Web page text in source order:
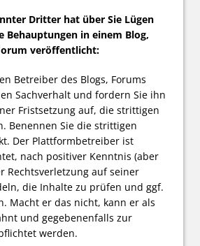
Dritter hat über Sie Lügen
Behauptungen in einem Blog,
veröffentlicht:
Betreiber des Blogs, Forums
Sachverhalt und fordern Sie ihn
Fristsetzung auf, die strittigen
Benennen Sie die strittigen
Der Plattformbetreiber ist
nach positiver Kenntnis (aber
Rechtsverletzung auf seiner
die Inhalte zu prüfen und ggf.
Macht er das nicht, kann er als
und gegebenenfalls zur
werden.